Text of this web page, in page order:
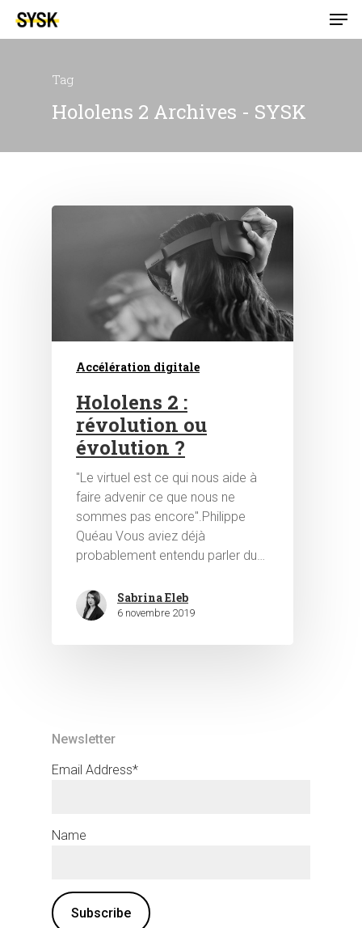
Hit enter to search or ESC to close
Tag
Hololens 2 Archives - SYSK
Accélération digitale
Hololens 2 :
révolution ou
évolution ?
"Le virtuel est ce qui nous aide à
faire advenir ce que nous ne
sommes pas encore".Philippe
Quéau Vous aviez déjà
probablement entendu parler du…
Sabrina Eleb
6 novembre 2019
Newsletter
Email Address*
Name